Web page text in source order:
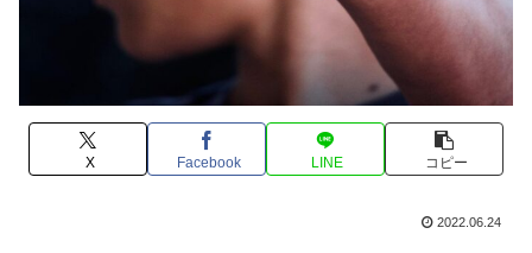
X Facebook LINE コピー
2022.06.24